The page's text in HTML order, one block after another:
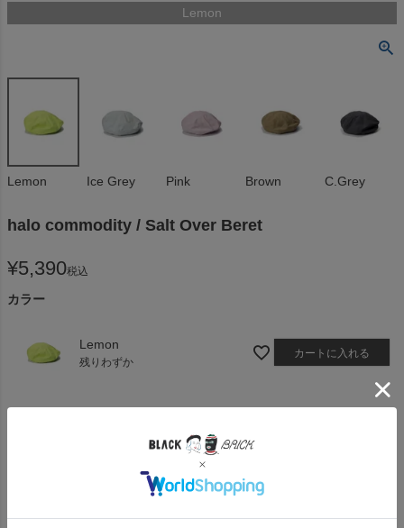
Lemon
Lemon Ice Grey Pink Brown C.Grey
halo commodity / Salt Over Beret
¥5,390税込
カラー
Lemon
残りわずか
カートに入れる
在庫切れ